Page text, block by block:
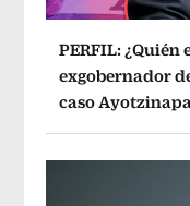
PERFIL: ¿Quién
exgobernador
caso